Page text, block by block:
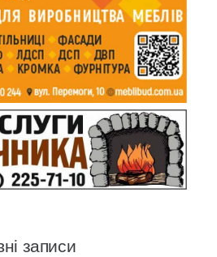
записи